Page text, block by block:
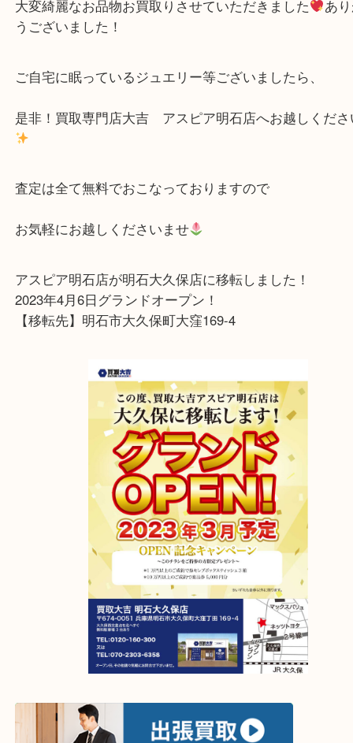
お買取りさせていただきました
マベパール特有のオーロラのようなテリがとても素
大変綺麗なお品物お買取りさせていただきました
うございました！
ご自宅に眠っているジュエリー等ございましたら、
是非！買取専門店大吉 アスピア明石店へお越しく
査定は全て無料でおこなっておりますので
アスピア明石店が明石大久保店に移転しました！
2023年4月6日グランドオープン！
【移転先】明石市大久保町大窪169-4